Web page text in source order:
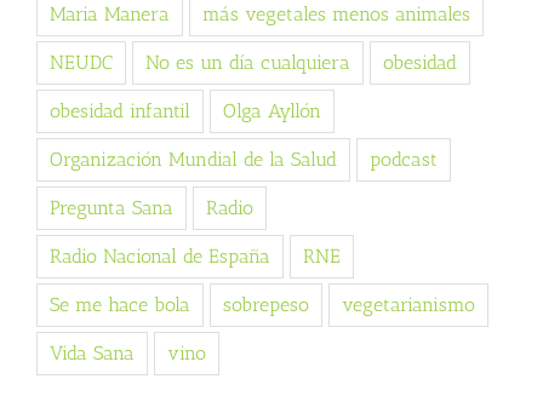
Maria Manera más vegetales menos animales
NEUDC No es un día cualquiera obesidad
obesidad infantil Olga Ayllón
Organización Mundial de la Salud podcast
Pregunta Sana Radio
Radio Nacional de España RNE
Se me hace bola sobrepeso vegetarianismo
Vida Sana vino